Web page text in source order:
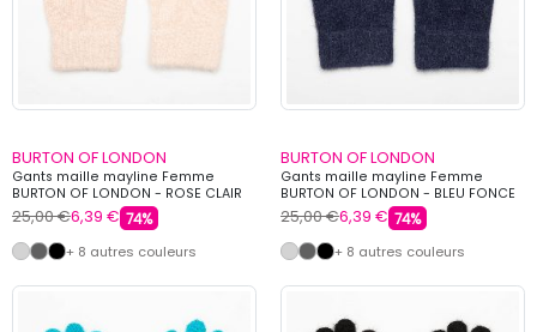
BURTON OF LONDON
Gants maille mayline Femme
BURTON OF LONDON - ROSE CLAIR
25,00 €6,39 € 74%
+ 8 autres couleurs
BURTON OF LONDON
Gants maille mayline Femme
BURTON OF LONDON - BLEU FONCE
25,00 €6,39 € 74%
+ 8 autres couleurs